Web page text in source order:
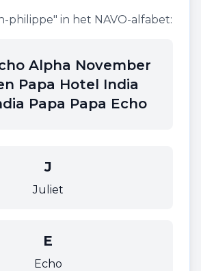
philippe" in het NAVO-alfabet:
Alpha November
Papa Hotel India
Papa Papa Echo
J
Juliet
E
Echo